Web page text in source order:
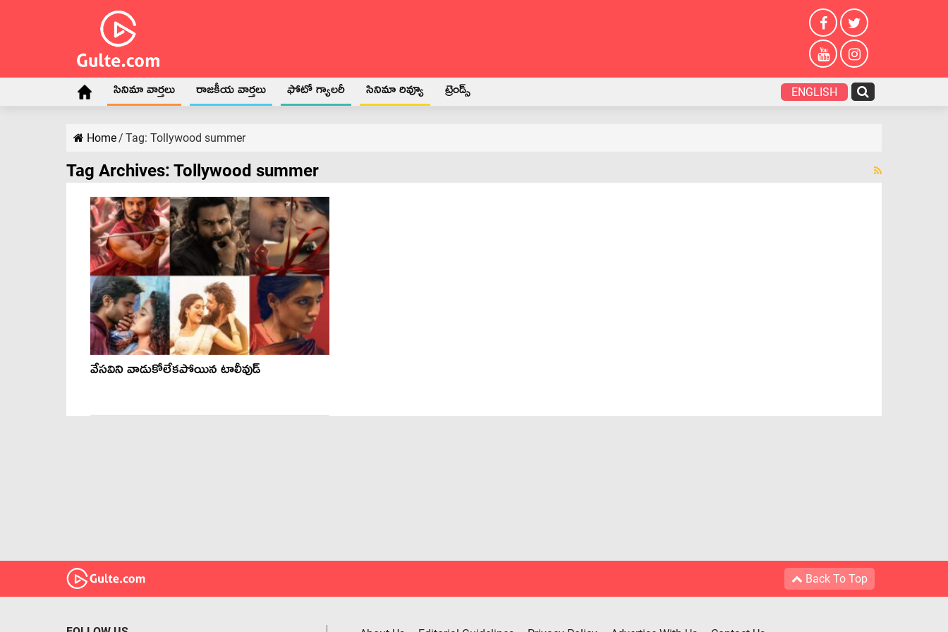
సినిమా వార్తలు రాజకీయ వార్తలు ఫోటో గ్యాలరీ సినిమా రివ్యూ ట్రెండ్స్ ENGLISH
Home/ Tag: Tollywood summer
Tag Archives: Tollywood summer
వేసవిని వాడుకోలేకపోయిన టాలీవుడ్
Back To Top